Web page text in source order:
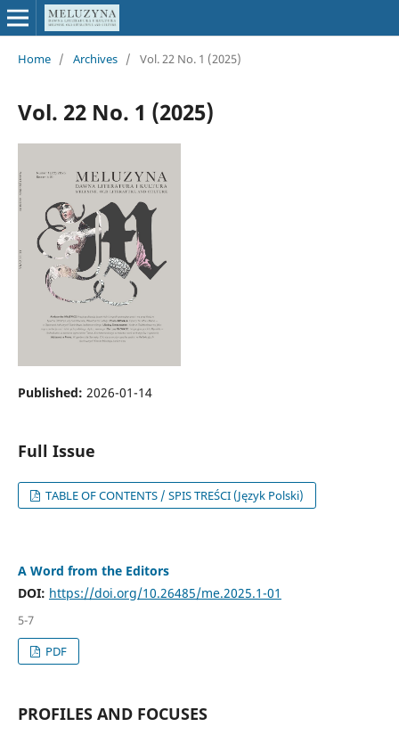
Home / Archives / Vol. 22 No. 1 (2025)
Vol. 22 No. 1 (2025)
Published: 2026-01-14
Full Issue
TABLE OF CONTENTS / SPIS TREŚCI (Język Polski)
A Word from the Editors
DOI: https://doi.org/10.26485/me.2025.1-01
5-7
PDF
PROFILES AND FOCUSES